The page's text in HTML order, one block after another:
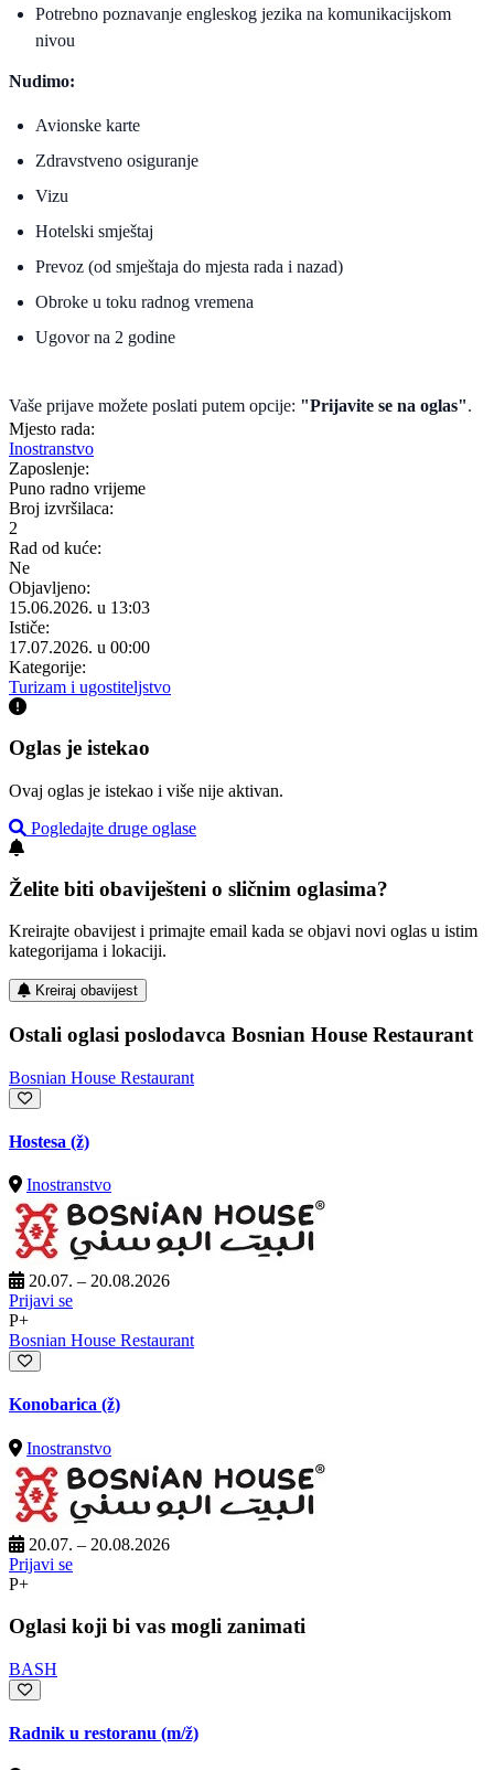
Potrebno poznavanje engleskog jezika na komunikacijskom
nivou
Nudimo:
Avionske karte
Zdravstveno osiguranje
Vizu
Hotelski smještaj
Prevoz (od smještaja do mjesta rada i nazad)
Obroke u toku radnog vremena
Ugovor na 2 godine
Vaše prijave možete poslati putem opcije: "Prijavite se na oglas".
Mjesto rada:
Inostranstvo
Zaposlenje:
Puno radno vrijeme
Broj izvršilaca:
2
Rad od kuće:
Ne
Objavljeno:
15.06.2026. u 13:03
Ističe:
17.07.2026. u 00:00
Kategorije:
Turizam i ugostiteljstvo
Oglas je istekao
Ovaj oglas je istekao i više nije aktivan.
Pogledajte druge oglase
Želite biti obaviješteni o sličnim oglasima?
Kreirajte obavijest i primajte email kada se objavi novi oglas u istim
kategorijama i lokaciji.
Kreiraj obavijest
Ostali oglasi poslodavca Bosnian House Restaurant
Bosnian House Restaurant
Hostesa (ž)
Inostranstvo
20.07. – 20.08.2026
Prijavi se
P+
Bosnian House Restaurant
Konobarica (ž)
Inostranstvo
20.07. – 20.08.2026
Prijavi se
P+
Oglasi koji bi vas mogli zanimati
BASH
Radnik u restoranu (m/ž)